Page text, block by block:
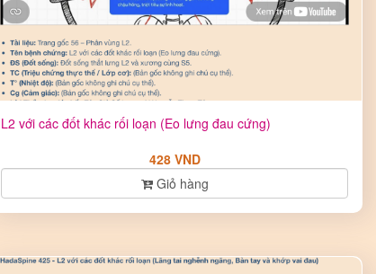
L2 với các đốt khác rối loạn (Eo lưng đau cứng)
Giỏ hàng